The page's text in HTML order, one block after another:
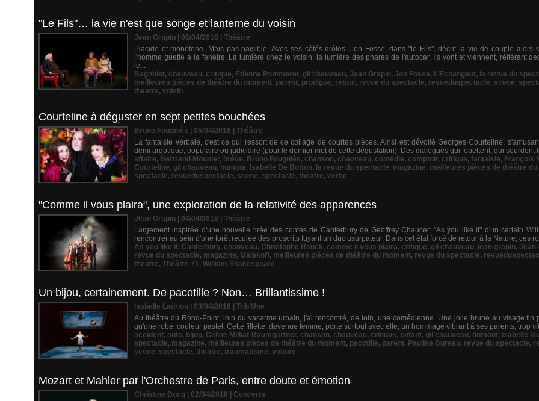
"Le Fils"… la vie n'est que songe et lanterne du voisin
Jean Grapin | 06/04/2018
Théâtre
Placide et monotone. Mais pas paisible. Avec ses côtés drôles. Jon Fosse, dans "le Fils", décrit la vie de couple alors
l'homme guette à la fenêtre. La lumière chez le voisin, la lumière des phares de l'autocar. Ils vont et viennent, réitérant
le...
Bagnolet, chauveau, critique, Étienne Pommeret, gil chauveau, Jean Grapin, Jon Fosse, L’Échangeur, la revue du
meilleures pièces de théâtre du moment, parent, prodigue, retour, revue du spectacle, revueduspectacle, scene,
theatre, voisin
Courteline à déguster en sept petites bouchées
Bruno Fougniès | 05/04/2018
Théâtre
La fantaisie verbale, c'est ce qui ressort de ce collage de courtes pièces. Ainsi est dévoilé Georges Courteline,
demi argotique, populaire ou judiciaire (pour le dernier met de cette dégustation). Des dialogues qui fouettent, qui sourdent
affaire, Bertrand Mounier, brève, Bruno Fougniès, chanson, chauveau, comédie, comptoir, critique, fantaisie, François
Courteline, gil chauveau, humour, Isabelle De Botton, la revue du spectacle, magazine, meilleures pièces de théâtre
spectacle, revueduspectacle, scene, spectacle, theatre, verbe
"Comme il vous plaira", une exploration de la relativité des apparences
Jean Grapin | 04/04/2018
Théâtre
Largement inspirée d'une nouvelle tirée des contes de Canterbury de Geoffrey Chaucer, "As you like it" d'un certain
rencontrer au sein d'une forêt reculée des proscrits fuyant un duc usurpateur. Dans cet état forcé de retour à la Nature, ces
As you like it, Canterbury, chauveau, Christophe Rauck, comme il vous plaira, critique, gil chauveau, jean grapin,
revue du spectacle, magazine, Malakoff, meilleures pièces de théâtre du moment, revue du spectacle,
theatre, Théâtre 71, William Shakespeare
Un bijou, certainement. De pacotille ? Non… Brillantissime !
Isabelle Lauriou | 03/04/2018
Trib'Une
Au théâtre du Rond-Point, loin du vacarme urbain, j'ai rencontré, de loin, une comédienne. Une jolie brune au visage fin
qu'une robe, couleur pastel. Cette fillette, devenue femme, porte surtout avec elle, un hommage vibrant à ses parents, trop
accident, auto, bijou, Céline Milliat-Baumgartner, chanson, chauveau, critique, enfant, gil chauveau, humour, isabelle
spectacle, magazine, meilleures pièces de théâtre du moment, pacotille, parent, Pauline Bureau, revue du spectacle,
scene, spectacle, theatre, traumatisme, voiture
Mozart et Mahler par l'Orchestre de Paris, entre doute et émotion
Christine Ducq | 02/04/2018
Concerts